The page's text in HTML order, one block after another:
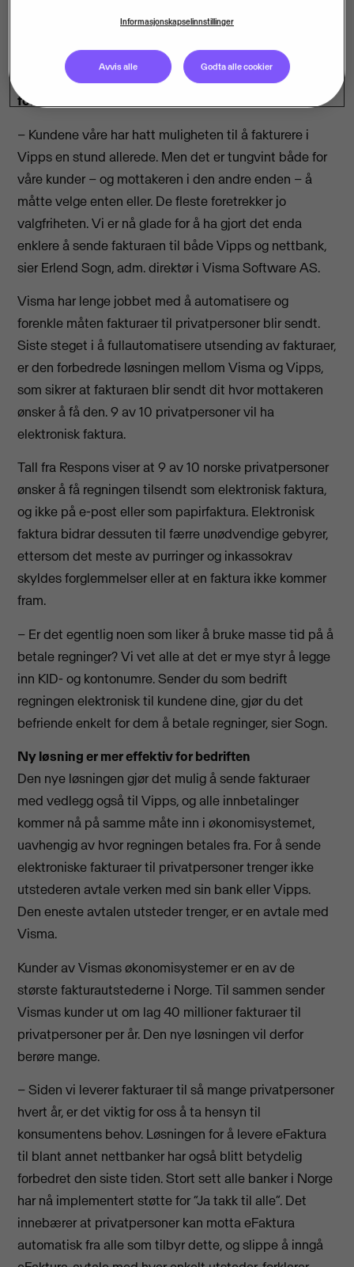
privatpersoner både som eFaktura og til Vipps-
appen. Nå er løsningen mot Vipps ytterligere
forbedret.
– Kundene våre har hatt muligheten til å fakturere i
Vipps en stund allerede. Men det er tungvint både for
våre kunder – og mottakeren i den andre enden – å
måtte velge enten eller. De fleste foretrekker jo
valgfriheten. Vi er nå glade for å ha gjort det enda
enklere å sende fakturaen til både Vipps og nettbank,
sier Erlend Sogn, adm. direktør i Visma Software AS.
Visma har lenge jobbet med å automatisere og
forenkle måten fakturaer til privatpersoner blir sendt.
Siste steget i å fullautomatisere utsending av fakturaer,
er den forbedrede løsningen mellom Visma og Vipps,
som sikrer at fakturaen blir sendt dit hvor mottakeren
ønsker å få den. 9 av 10 privatpersoner vil ha
elektronisk faktura.
Tall fra Respons viser at 9 av 10 norske privatpersoner
ønsker å få regningen tilsendt som elektronisk faktura,
og ikke på e-post eller som papirfaktura. Elektronisk
faktura bidrar dessuten til færre unødvendige gebyrer,
ettersom det meste av purringer og inkassokrav
skyldes forglemmelser eller at en faktura ikke kommer
fram.
– Er det egentlig noen som liker å bruke masse tid på å
betale regninger? Vi vet alle at det er mye styr å legge
inn KID- og kontonumre. Sender du som bedrift
regningen elektronisk til kundene dine, gjør du det
befriende enkelt for dem å betale regninger, sier Sogn.
Ny løsning er mer effektiv for bedriften
Den nye løsningen gjør det mulig å sende fakturaer
med vedlegg også til Vipps, og alle innbetalinger
kommer nå på samme måte inn i økonomisystemet,
uavhengig av hvor regningen betales fra. For å sende
elektroniske fakturaer til privatpersoner trenger ikke
utstederen avtale verken med sin bank eller Vipps.
Den eneste avtalen utsteder trenger, er en avtale med
Visma.
Kunder av Vismas økonomisystemer er en av de
største fakturautstederne i Norge. Til sammen sender
Vismas kunder ut om lag 40 millioner fakturaer til
privatpersoner per år. Den nye løsningen vil derfor
berøre mange.
– Siden vi leverer fakturaer til så mange privatpersoner
hvert år, er det viktig for oss å ta hensyn til
konsumentens behov. Løsningen for å levere eFaktura
til blant annet nettbanker har også blitt betydelig
forbedret den siste tiden. Stort sett alle banker i Norge
har nå implementert støtte for “Ja takk til alle”. Det
innebærer at privatpersoner kan motta eFaktura
automatisk fra alle som tilbyr dette, og slippe å inngå
Informasjonskapselinnstillinger
Avvis alle Godta alle cookier